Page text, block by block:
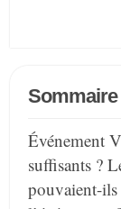
Sommaire
Événement
suffisants ?
pouvaient-ils